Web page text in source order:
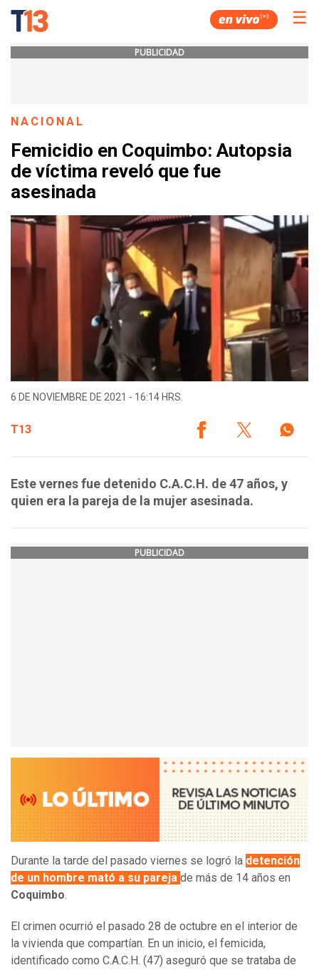
☰
PUBLICIDAD
NACIONAL
Femicidio en Coquimbo: Autopsia
de víctima reveló que fue
asesinada
6 DE NOVIEMBRE DE 2021 - 16:14 HRS.
T13
Este vernes fue detenido C.A.C.H. de 47 años, y
quien era la pareja de la mujer asesinada.
PUBLICIDAD
Durante la tarde del pasado viernes se logró la detención
de un hombre mató a su pareja de más de 14 años en
Coquimbo.
El crimen ocurrió el pasado 28 de octubre en el interior de
la vivienda que compartían. En un inicio, el femicida,
identificado como C.A.C.H. (47) aseguró que se trataba de